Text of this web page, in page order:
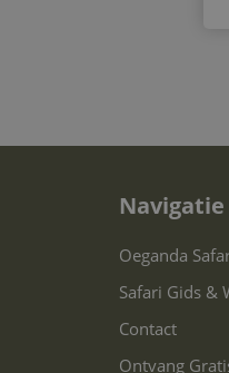
Navigatie
Oeganda
Safari Gids &
Contact
Ontvang